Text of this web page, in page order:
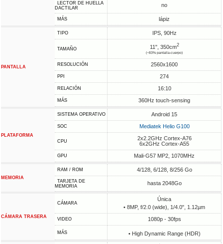
LECTOR DE HUELLA
DACTILAR
no
MÁS lápiz
PANTALLA
TIPO IPS, 90Hz
TAMAÑO 11", 350cm2
(~83% pantalla-cuerpo)
RESOLUCIÓN 2560x1600
PPI 274
RELACIÓN 16:10
MÁS 360Hz touch-sensing
PLATAFORMA
SISTEMA OPERATIVO Android 15
SOC Mediatek Helio G100
CPU
2x2.2GHz Cortex-A76
6x2GHz Cortex-A55
GPU Mali-G57 MP2, 1070MHz
MEMORIA
RAM / ROM 4/128, 6/128, 8/256 Go
TARJETA DE
MEMORIA
hasta 2048Go
CÁMARA TRASERA
CÁMARA
Única
• 8MP, f/2.0 (wide), 1/4.0", 1.12µm
VIDEO 1080p - 30fps
MÁS • High Dynamic Range (HDR)